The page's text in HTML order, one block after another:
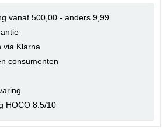
vanaf 500,00 - anders 9,99
via Klarna
consumenten
HOCO 8.5/10